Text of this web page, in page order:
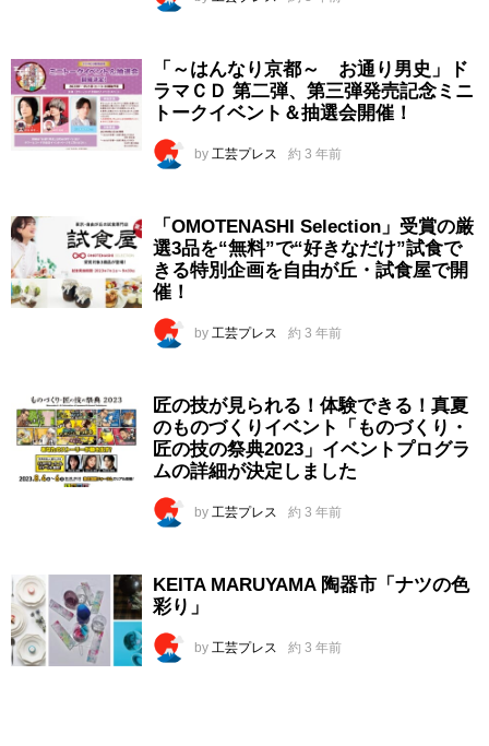
「～はんなり京都～ お通り男史」ド
ラマＣＤ 第二弾、第三弾発売記念ミニ
トークイベント＆抽選会開催！
by 工芸プレス 約 3 年前
「OMOTENASHI Selection」受賞の厳
選3品を“無料”で“好きなだけ”試食で
きる特別企画を自由が丘・試食屋で開
催！
by 工芸プレス 約 3 年前
匠の技が見られる！体験できる！真夏
のものづくりイベント「ものづくり・
匠の技の祭典2023」イベントプログラ
ムの詳細が決定しました
by 工芸プレス 約 3 年前
KEITA MARUYAMA 陶器市「ナツの色
彩り」
by 工芸プレス 約 3 年前